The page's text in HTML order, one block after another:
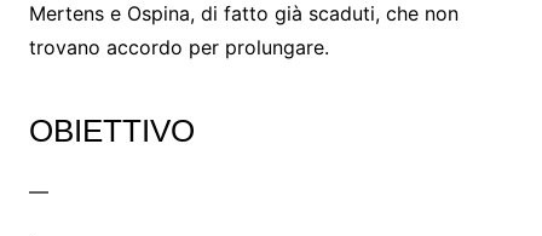
Mertens e Ospina, di fatto già scaduti, che non
trovano accordo per prolungare.
OBIETTIVO
—